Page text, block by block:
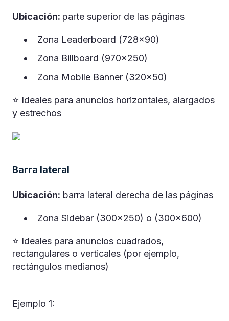
Ubicación: parte superior de las páginas
Zona Leaderboard (728x90)
Zona Billboard (970x250)
Zona Mobile Banner (320x50)
⭐️ Ideales para anuncios horizontales, alargados
y estrechos
Barra lateral
Ubicación: barra lateral derecha de las páginas
Zona Sidebar (300x250) o (300x600)
⭐️ Ideales para anuncios cuadrados,
rectangulares o verticales (por ejemplo,
rectángulos medianos)
Ejemplo 1: